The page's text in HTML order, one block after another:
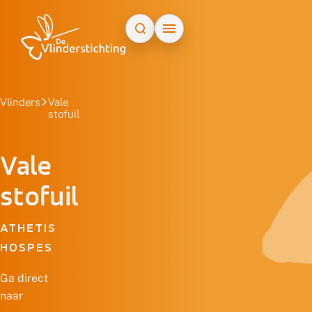
Vlinders
Vale
stofuil
Vale
stofuil
ATHETIS
HOSPES
Ga direct
naar